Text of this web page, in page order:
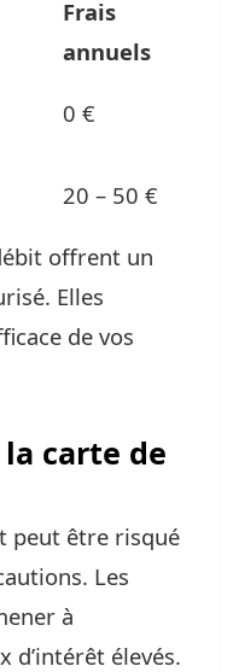
Frais
annuels
0 €
20 – 50 €
offrent un
Elles
de vos
carte de
peut être risqué
Les
à
d’intérêt élevés.